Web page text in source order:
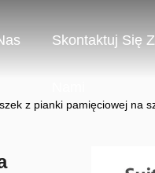
Skontaktuj Się Z
z pianki pamięciowej na